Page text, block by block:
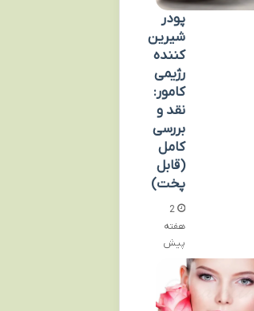
پودر
شیرین
کننده
رژیمی
کامور:
نقد و
بررسی
کامل
(قابل
پخت)
2
هفته
پیش